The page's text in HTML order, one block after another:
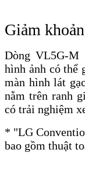
Giảm
Dòng VL5G-M
hình ảnh có thể
màn hình lát
nằm trên ranh
có trải nghiệm
* "LG
bao gồm thuật